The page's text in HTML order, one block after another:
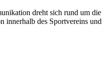
dreht sich rund um die
innerhalb des Sportvereins und